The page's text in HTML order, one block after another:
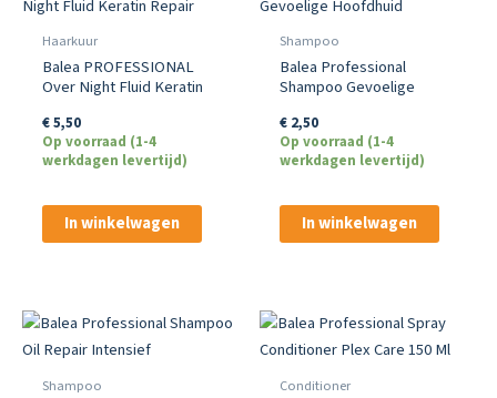
Haarkuur
Balea PROFESSIONAL
Over Night Fluid Keratin
€5,50
Op voorraad (1-4
werkdagen levertijd)
In winkelwagen
Shampoo
Balea Professional
Shampoo Gevoelige
€2,50
Op voorraad (1-4
werkdagen levertijd)
In winkelwagen
Shampoo Conditioner